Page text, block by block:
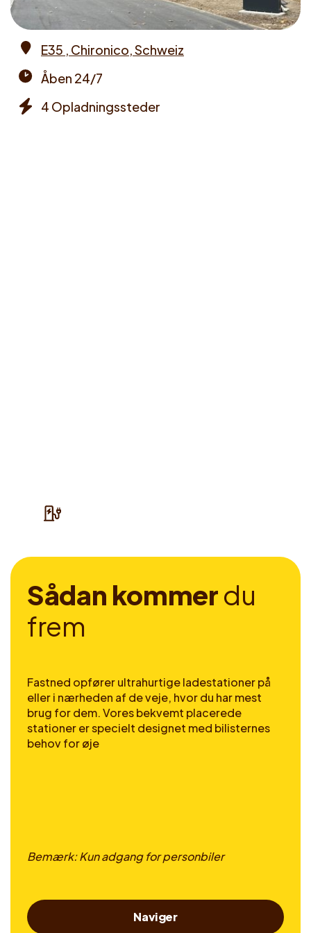
E35 , Chironico, Schweiz
times
Åben 24/7
4 Opladningssteder
Sådan kommerdu
frem
Fastned opfører ultrahurtige ladestationer på
eller i nærheden af de veje, hvor du har mest
brug for dem. Vores bekvemt placerede
stationer er specielt designet med bilisternes
behov for øje
Bemærk: Kun adgang for personbiler
Naviger